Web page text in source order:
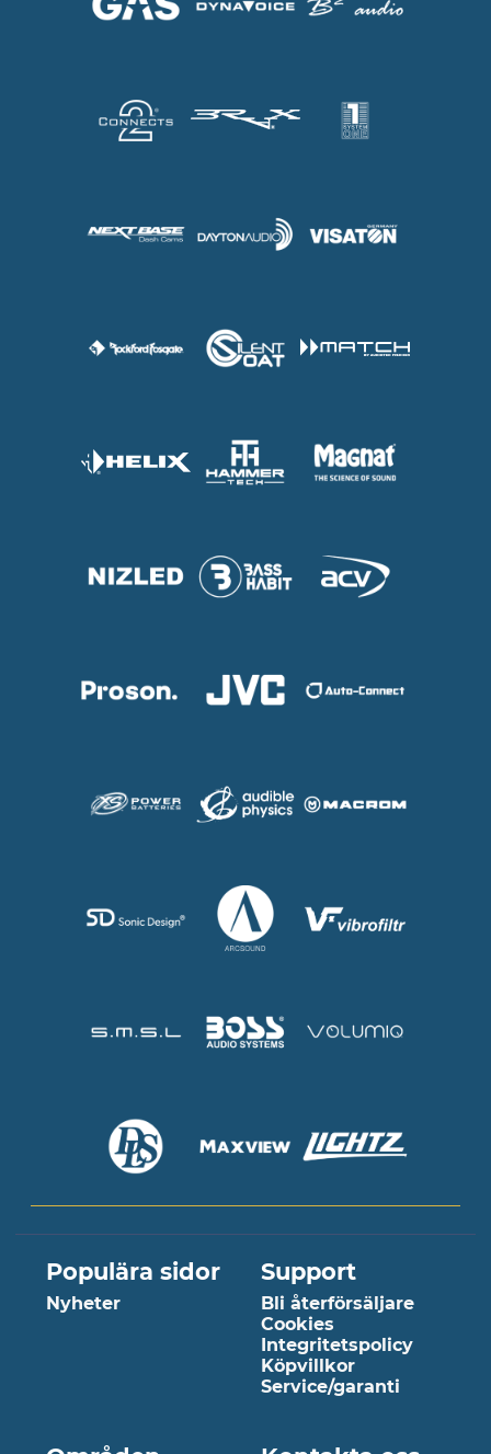
Populära sidor
Nyheter
Support
Bli återförsäljare
Cookies
Integritetspolicy
Köpvillkor
Service/garanti